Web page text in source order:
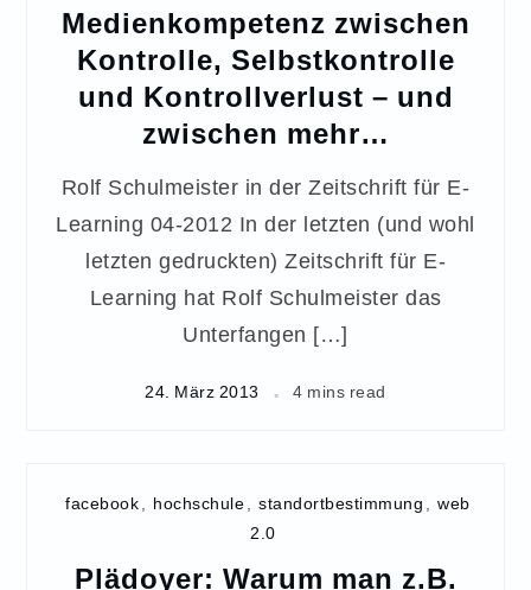
Medienkompetenz zwischen
Kontrolle, Selbstkontrolle
und Kontrollverlust – und
zwischen mehr…
Rolf Schulmeister in der Zeitschrift für E-
Learning 04-2012 In der letzten (und wohl
letzten gedruckten) Zeitschrift für E-
Learning hat Rolf Schulmeister das
Unterfangen […]
24. März 2013 4 mins read
facebook hochschule standortbestimmung
web
2.0
Plädoyer: Warum man z.B.